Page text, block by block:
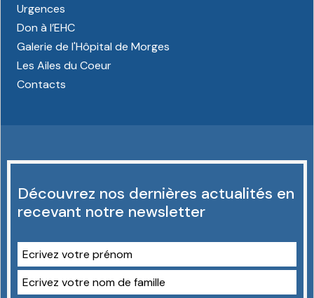
Urgences
Don à l’EHC
Galerie de l'Hôpital de Morges
Les Ailes du Coeur
Contacts
Découvrez nos dernières actualités en
recevant notre newsletter